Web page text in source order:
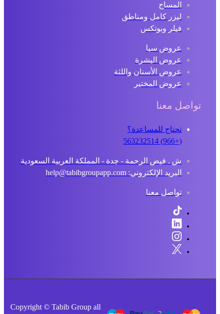
المساج
ليزر كامل ومناطق
فيلر وبوتكس
عروض سبا
عروض البشرة
عروض الأسنان واللثة
عروض المختبر
تواصل معنا
تحتاج للمساعدة؟
ش . فيض الرحمة - جدة - المملكة العربية السعودية
البريد الإلكتروني: help@tabibgroupapp.com
تواصل معنا
Copyright © Tabib Group all